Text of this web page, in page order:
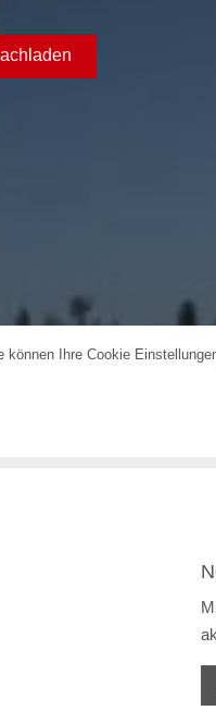
Ihre Cookie